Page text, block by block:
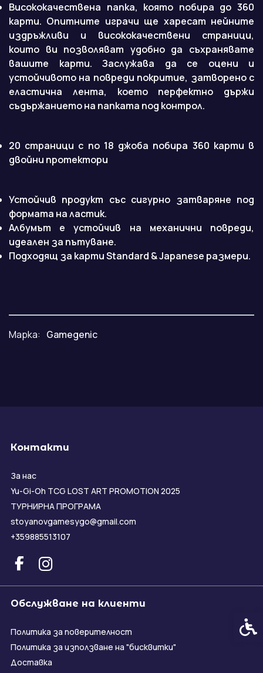
Висококачествена папка, която побира до 360
карти. Опитните играчи ще харесат нейните
издръжливи и висококачествени страници,
които ви позволяват удобно да съхранявате
вашите карти. Заслужава да се оцени и
устойчивото на повреди покритие, затворено с
еластична лента, което перфектно държи
съдържанието на папката под контрол.
20 страници с по 18 джоба побира 360 карти в
двойни протектори
Устойчив продукт със сигурно затваряне под
формата на ластик.
Албумът е устойчив на механични повреди,
идеален за пътуване.
Подходящ за карти Standard & Japanese размери.
Марка: Gamegenic
Контакти
За нас
Yu-Gi-Oh TCG LOST ART PROMOTION 2025
ТУРНИРНА ПРОГРАМА
stoyanovgamesygo@gmail.com
+359885513107
Обслужване на клиенти
Политика за поверителност
Политика за използване на "бисквитки"
Доставка